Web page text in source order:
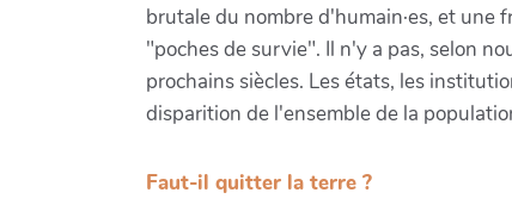
brutale du nombre d'humain·es, et
"poches de survie". Il n'y a pas, selon
prochains siècles. Les états, les
disparition de l'ensemble de la
Faut-il quitter la terre ?